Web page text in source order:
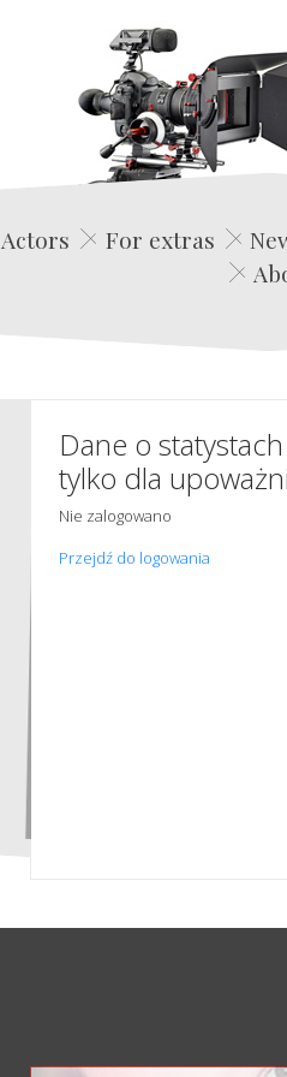
Actors For extras
Dane o
tylko dla
Nie zalogowano
Przejdź do logowania